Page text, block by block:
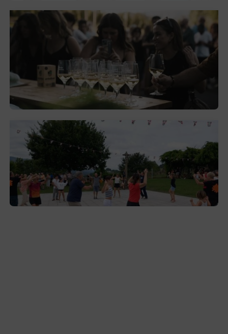
El festival de Bizkaiko Txakolina ‘Mahasti
Artean’ llega a Durangaldea en
septiembre
2026-08-03
Gerediaga inicia sus fiestas con una cena
y la romería de Ansorregi eta Larrañaga
2026-08-03